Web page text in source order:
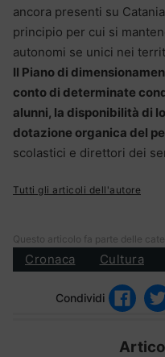
ancora presenti su
principio per cui si
autonomi se unici nei
Il Piano di
conto di determinate
alunni, la disponibilità di
dotazione organica del
scolastici e direttori dei
Tutti gli articoli dell'autore
Questo articolo fa parte delle
Cronaca Cultura
Condividi